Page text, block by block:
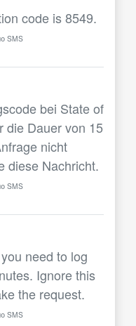
code is 8549.
SMS
bei State of
die Dauer von 15
nicht
diese Nachricht.
SMS
need to log
Ignore this
the request.
SMS